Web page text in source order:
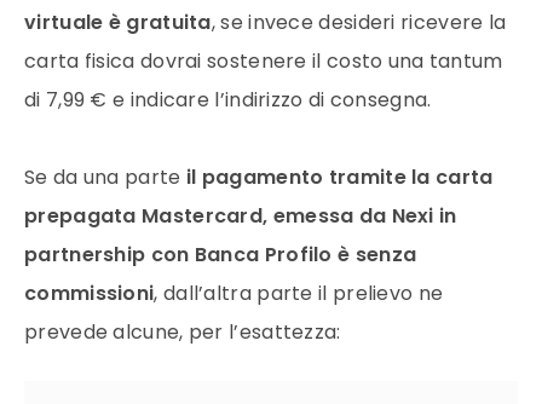
virtuale è gratuita, se invece desideri ricevere la
carta fisica dovrai sostenere il costo una tantum
di 7,99 € e indicare l’indirizzo di consegna.
Se da una parte il pagamento tramite la carta
prepagata Mastercard, emessa da Nexi in
partnership con Banca Profilo è senza
commissioni, dall’altra parte il prelievo ne
prevede alcune, per l’esattezza: